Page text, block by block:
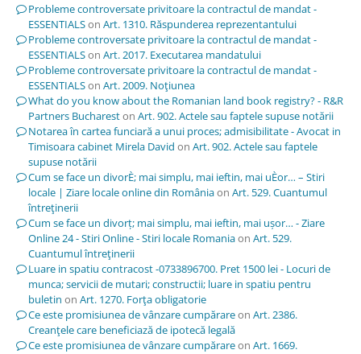
Probleme controversate privitoare la contractul de mandat -
ESSENTIALSon Art. 1310. Răspunderea reprezentantului
Probleme controversate privitoare la contractul de mandat -
ESSENTIALSon Art. 2017. Executarea mandatului
Probleme controversate privitoare la contractul de mandat -
ESSENTIALSon Art. 2009. Noţiunea
What do you know about the Romanian land book registry? - R&R
Partners Buchareston Art. 902. Actele sau faptele supuse notării
Notarea în cartea funciară a unui proces; admisibilitate - Avocat in
Timisoara cabinet Mirela David on Art. 902. Actele sau faptele
supuse notării
Cum se face un divorÈ; mai simplu, mai ieftin, mai uÈor… – Stiri
locale | Ziare locale online din Româniaon Art. 529. Cuantumul
întreţinerii
Cum se face un divorț; mai simplu, mai ieftin, mai ușor… - Ziare
Online 24 - Stiri Online - Stiri locale Romaniaon Art. 529.
Cuantumul întreţinerii
Luare in spatiu contracost -0733896700. Pret 1500 lei - Locuri de
munca; servicii de mutari; constructii; luare in spatiu pentru
buletin on Art. 1270. Forţa obligatorie
Ce este promisiunea de vânzare cumpărareon Art. 2386.
Creanţele care beneficiază de ipotecă legală
Ce este promisiunea de vânzare cumpărareon Art. 1669.